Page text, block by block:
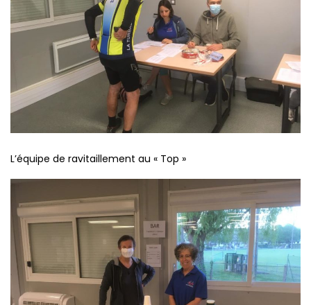
L’équipe de ravitaillement au « Top »